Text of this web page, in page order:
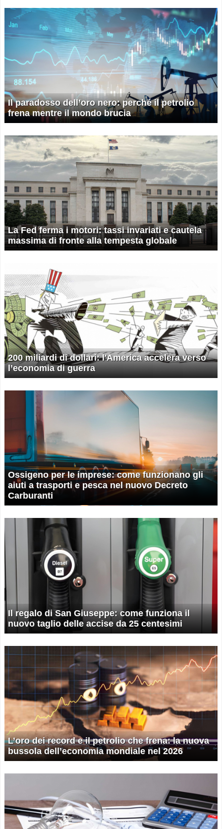
Il paradosso dell’oro nero: perché il petrolio
frena mentre il mondo brucia
La Fed ferma i motori: tassi invariati e cautela
massima di fronte alla tempesta globale
200 miliardi di dollari: l'America accelera verso
l’economia di guerra
Ossigeno per le imprese: come funzionano gli
aiuti a trasporti e pesca nel nuovo Decreto
Carburanti
Il regalo di San Giuseppe: come funziona il
nuovo taglio delle accise da 25 centesimi
L’oro dei record e il petrolio che frena: la nuova
bussola dell’economia mondiale nel 2026